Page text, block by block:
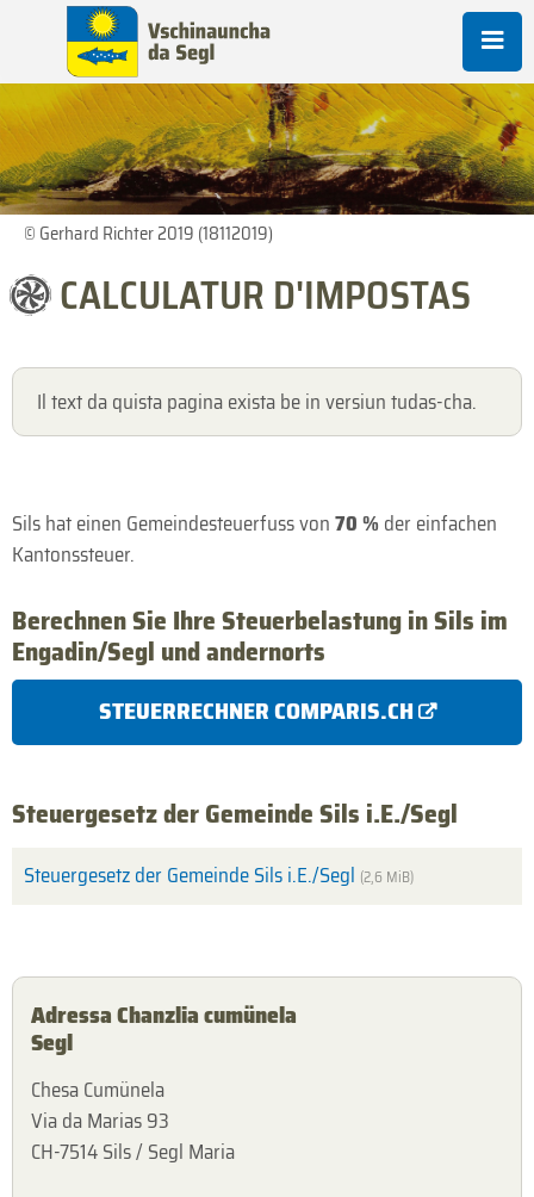
© Gerhard Richter 2019 (18112019)
CALCULATUR D'IMPOSTAS
Il text da quista pagina exista be in versiun tudas-cha.
Sils hat einen Gemeindesteuerfuss von70 % der einfachen
Kantonssteuer.
Berechnen Sie Ihre Steuerbelastung in Sils im
Engadin/Segl und andernorts
STEUERRECHNER COMPARIS.CH
Steuergesetz der Gemeinde Sils i.E./Segl
Steuergesetz der Gemeinde Sils i.E./Segl (2,6 MiB)
Adressa Chanzlia cumünela
Segl
Chesa Cumünela
Via da Marias 93
CH-7514 Sils / Segl Maria